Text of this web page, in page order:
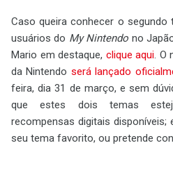
Caso queira conhecer o segundo
usuários do My Nintendo no
Mario em destaque, clique aqui. O
da Nintendo será lançado
feira, dia 31 de março, e sem
que estes dois temas
recompensas digitais disponíveis;
seu tema favorito, ou pretende